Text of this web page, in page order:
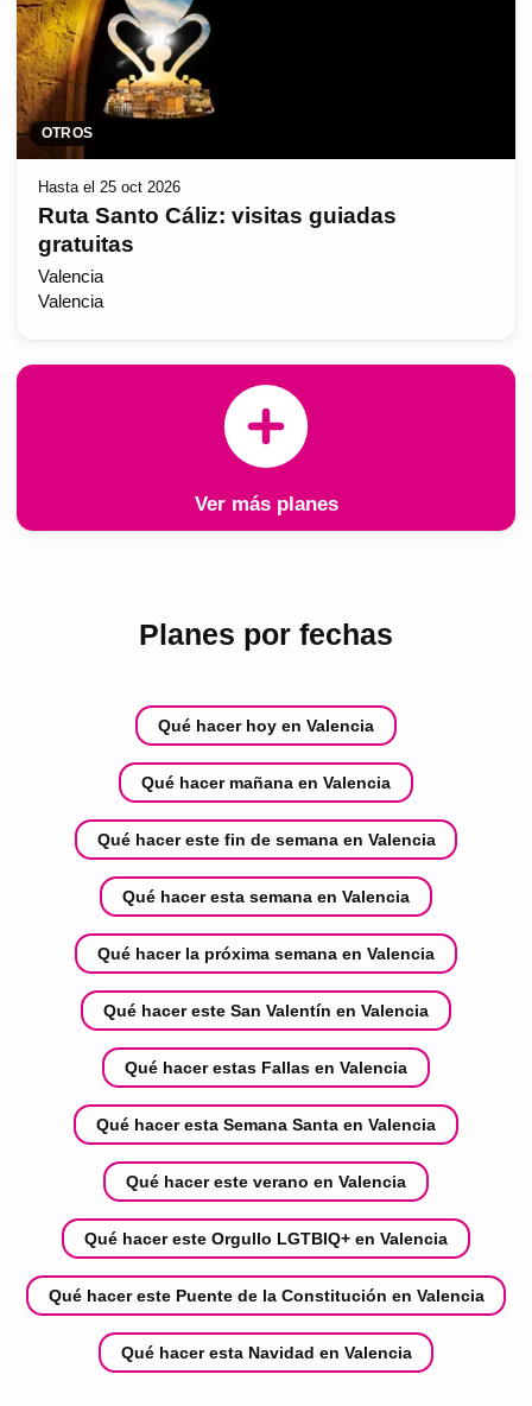
OTROS
Hasta el 25 oct 2026
Ruta Santo Cáliz: visitas guiadas
gratuitas
Valencia
Valencia
Ver más planes
Planes por fechas
Qué hacer hoy en Valencia
Qué hacer mañana en Valencia
Qué hacer este fin de semana en Valencia
Qué hacer esta semana en Valencia
Qué hacer la próxima semana en Valencia
Qué hacer este San Valentín en Valencia
Qué hacer estas Fallas en Valencia
Qué hacer esta Semana Santa en Valencia
Qué hacer este verano en Valencia
Qué hacer este Orgullo LGTBIQ+ en Valencia
Qué hacer este Puente de la Constitución en Valencia
Qué hacer esta Navidad en Valencia